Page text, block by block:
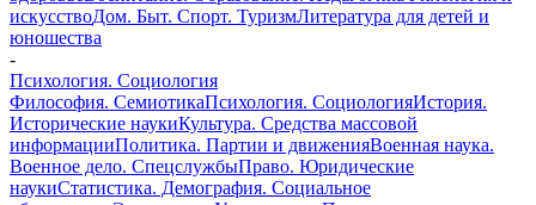
искусствоДом. Быт. Спорт. ТуризмЛитература для детей и
юношества
-
Психология. Социология
Философия. СемиотикаПсихология. СоциологияИстория.
Исторические наукиКультура. Средства массовой
информацииПолитика. Партии и движенияВоенная наука.
Военное дело. СпецслужбыПраво. Юридические
наукиСтатистика. Демография. Социальное